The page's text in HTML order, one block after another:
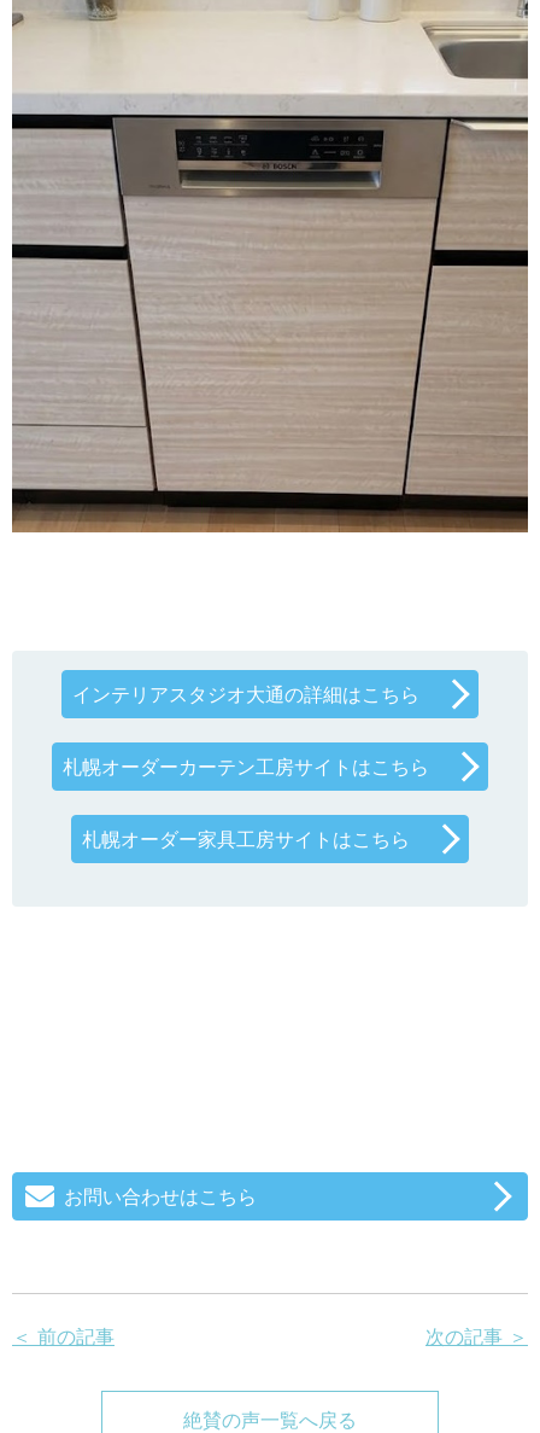
インテリアスタジオ大通の詳細はこちら
札幌オーダーカーテン工房サイトはこちら
札幌オーダー家具工房サイトはこちら
お問い合わせはこちら
＜ 前の記事 次の記事 ＞
絶賛の声一覧へ戻る